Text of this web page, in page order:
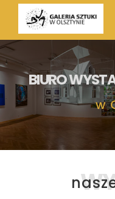
BIURO
w